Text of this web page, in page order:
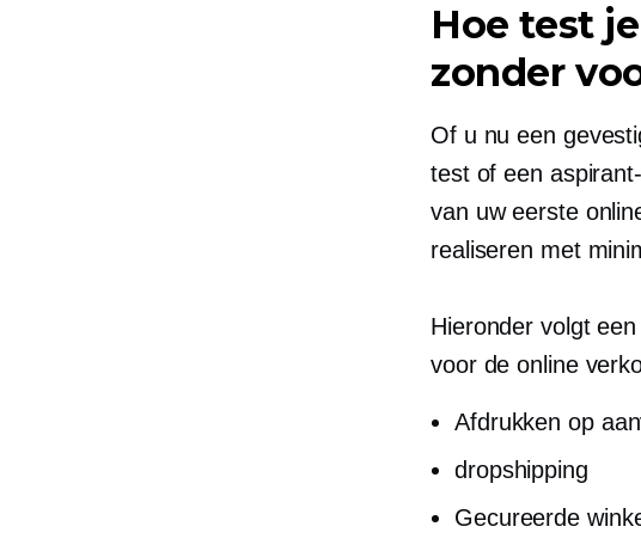
Hoe test
zonder
Of u nu een
test of een
van uw eerste
realiseren met
Hieronder volgt
voor de online
Afdrukken op
dropshipping
Gecureerde